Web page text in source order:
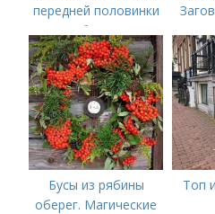
передней половинки
брюк
Бусы из рябины
оберег. Магические
Топ